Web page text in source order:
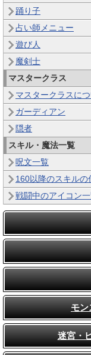
踊り子
占い師メニュー
遊び人
魔剣士
マスタークラス
マスタークラスに
ガーディアン
隠者
スキル・魔法一覧
呪文一覧
160以降のスキルの
戦闘中のアイコン
モン
迷宮・